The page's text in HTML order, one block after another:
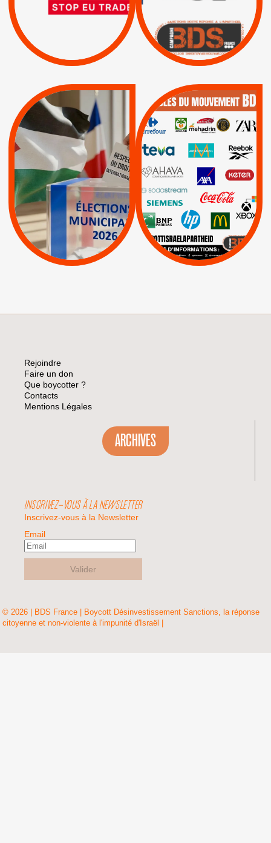
ISRAËL
| Pétitions
| Boycott militaire |
Lettres d'interpellation
MUNICIPALES 2026 :
JE VOTE POUR LE
RESPECT DU DROIT
INTERNATIONAL EN
PALESTINE
APPELS | Actus |
Espaces Sans
Apartheid
| Lettres d'interpellation
QUE BOYCOTTER ?
BOYCOTT /
AXA BNP | CAF |
Carrefour | HP |
Keter |
Livres et brochures |
Mehadrin | PUMA
Sodastream |
Visuels, tracts,
affiches,...
Rejoindre
Faire un don
Que boycotter ?
Contacts
Mentions Légales
ARCHIVES
INSCRIVEZ-VOUS À LA NEWSLETTER
Inscrivez-vous à la Newsletter
Email
Valider
© 2026 | BDS France | Boycott Désinvestissement Sanctions, la réponse
citoyenne et non-violente à l'impunité d'Israël |